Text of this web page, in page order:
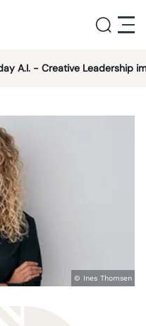
A.I. - Creative Leadership
© Ines Thomsen